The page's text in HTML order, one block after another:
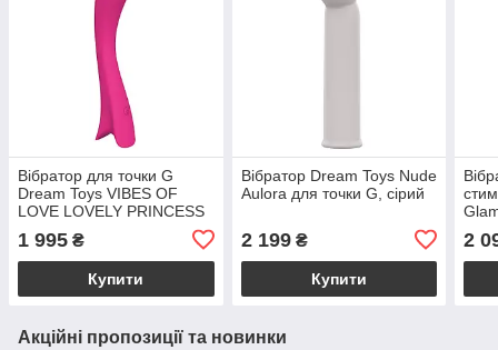
Вібратор для точки G
Dream Toys VIBES OF
LOVE LOVELY PRINCESS
1 995 ₴
Купити
Вібратор Dream Toys Nude
Aulora для точки G, сірий
2 199₴
Купити
2
Акційні пропозиції та новинки